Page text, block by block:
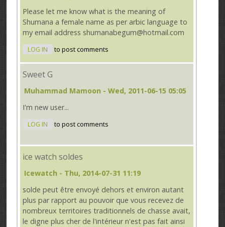
Please let me know what is the meaning of
Shumana a female name as per arbic language to
my email address shumanabegum@hotmail.com
LOG IN to post comments
Sweet G
Muhammad Mamoon - Wed, 2011-06-15 05:05
I'm new user...
LOG IN to post comments
ice watch soldes
Icewatch - Thu, 2014-07-31 11:19
solde peut être envoyé dehors et environ autant
plus par rapport au pouvoir que vous recevez de
nombreux territoires traditionnels de chasse avait,
le digne plus cher de l'intérieur n'est pas fait ainsi